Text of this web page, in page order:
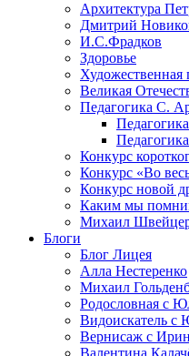
Архитектура
Дмитрий
И.С.Фрадков
Здоровье
Художественная
Великая
Педагогика С.
Конкурс
Конкурс «Во
Конкурс новой
Каким мы
Михаил
Блоги
Блог Лицея
Алла Нестеренко
Михаил
Родословная с
Видоискатель
Вернисаж с